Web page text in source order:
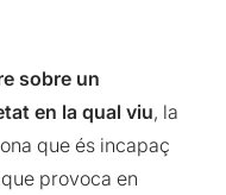
sobre un
en la qual viu, la
que és incapaç
provoca en